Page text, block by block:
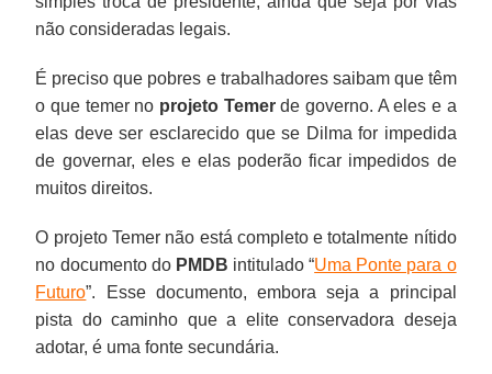
não consideradas legais.
É preciso que pobres e trabalhadores saibam que têm
o que temer no projeto Temerde governo. A eles e a
elas deve ser esclarecido que se Dilma for impedida
de governar, eles e elas poderão ficar impedidos de
muitos direitos.
O projeto Temer não está completo e totalmente nítido
no documento do PMDB intitulado “Uma Ponte para o
Futuro”. Esse documento, embora seja a principal
pista do caminho que a elite conservadora deseja
adotar, é uma fonte secundária.